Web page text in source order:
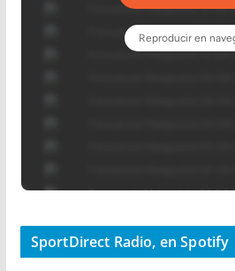
SportDirect Radio, en Spotify